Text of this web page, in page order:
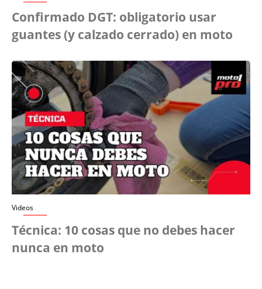
Confirmado DGT: obligatorio usar
guantes (y calzado cerrado) en moto
Videos
Técnica: 10 cosas que no debes hacer
nunca en moto